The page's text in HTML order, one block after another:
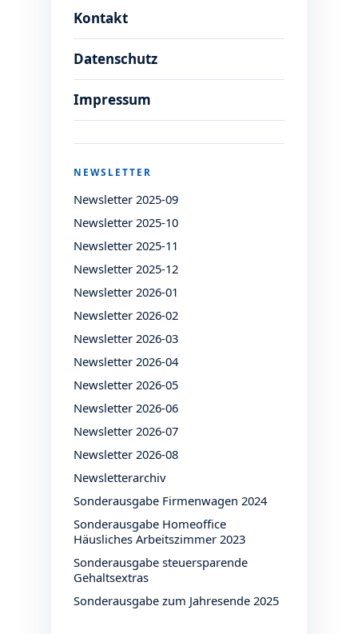
Kontakt
Datenschutz
Impressum
NEWSLETTER
Newsletter 2025-09
Newsletter 2025-10
Newsletter 2025-11
Newsletter 2025-12
Newsletter 2026-01
Newsletter 2026-02
Newsletter 2026-03
Newsletter 2026-04
Newsletter 2026-05
Newsletter 2026-06
Newsletter 2026-07
Newsletter 2026-08
Newsletterarchiv
Sonderausgabe Firmenwagen 2024
Sonderausgabe Homeoffice
Häusliches Arbeitszimmer 2023
Sonderausgabe steuersparende
Gehaltsextras
Sonderausgabe zum Jahresende 2025